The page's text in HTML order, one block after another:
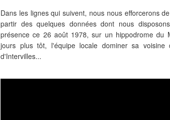
Dans les lignes qui suivent, nous nous efforcerons
partir des quelques données dont nous
présence ce 26 août 1978, sur un hippodrome du
jours plus tôt, l'équipe locale dominer sa
d'Intervilles...